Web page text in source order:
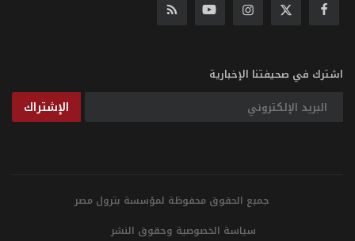
اشترك في صحيفتنا الإخبارية
الإشتراك
جميع الحقوق محفوظة لمؤسسة بترول مصر
سياسة الخصوصية وحقوق النشر